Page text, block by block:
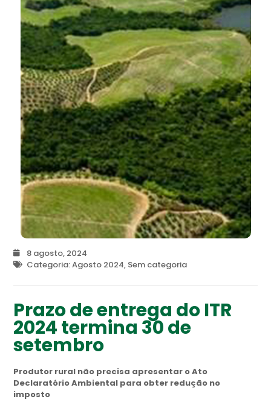
8 agosto, 2024
Categoria:Agosto 2024, Sem categoria
Prazo de entrega do ITR
2024 termina 30 de
setembro
Produtor rural não precisa apresentar o Ato
Declaratório Ambiental para obter redução no
imposto